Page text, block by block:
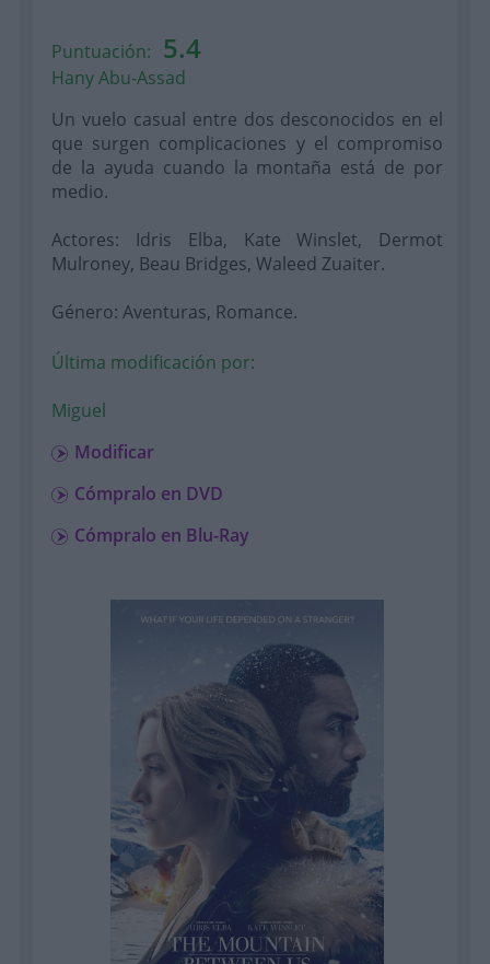
Puntuación: 5.4
Hany Abu-Assad
Un vuelo casual entre dos desconocidos en el
que surgen complicaciones y el compromiso
de la ayuda cuando la montaña está de por
medio.
Actores: Idris Elba, Kate Winslet, Dermot
Mulroney, Beau Bridges, Waleed Zuaiter.
Género: Aventuras, Romance.
Última modificación por:
Miguel
Modificar
Cómpralo en DVD
Cómpralo en Blu-Ray